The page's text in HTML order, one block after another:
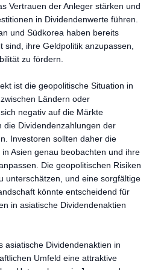
Vertrauen der Anleger stärken und
in Dividendenwerte führen.
und Südkorea haben bereits
sind, ihre Geldpolitik anzupassen,
zu fördern.
ist die geopolitische Situation in
Ländern oder
negativ auf die Märkte
die Dividendenzahlungen der
Investoren sollten daher die
Asien genau beobachten und ihre
Die geopolitischen Risiken
unterschätzen, und eine sorgfältige
könnte entscheidend für
in asiatische Dividendenaktien
asiatische Dividendenaktien in
Umfeld eine attraktive